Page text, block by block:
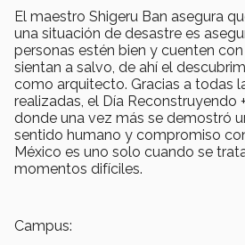
El maestro Shigeru Ban asegura
una situación de desastre es
personas estén bien y cuenten
sientan a salvo, de ahí el
como arquitecto. Gracias a todas
realizadas, el Día Reconstruyendo
donde una vez más se demostró
sentido humano y compromiso
México es uno solo cuando se
momentos difíciles.
Campus: